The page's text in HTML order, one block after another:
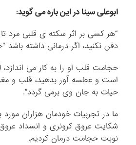
ابوعلی سینا در این باره می گوید:
دفن نکنید، اگر درمانی داشته
حجامت قلب او را به کار می اندازد،
است و عطسه آور بدهید، قلب و
حیات به جان وی برمی گردد”.
ما در تجربیات خودمان هزاران مورد
شکایت عروق کرونری و انسداد
نوبت حجامت درمان کردیم.